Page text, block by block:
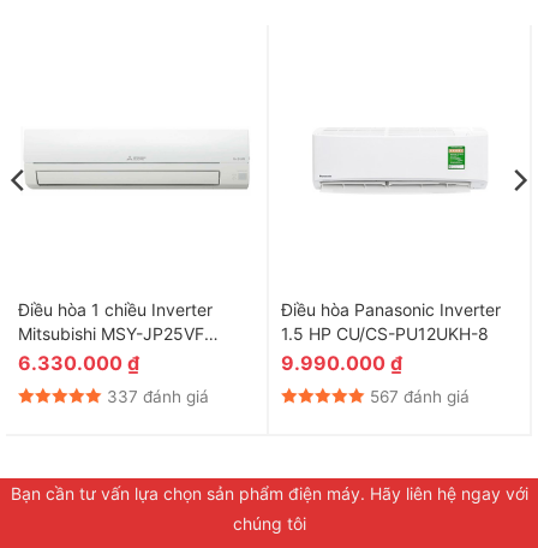
Điều hòa 1 chiều Inverter
Mitsubishi MSY-JP25VF
9.000BTU
6.330.000 ₫
337 đánh giá
Điều hòa Panasonic Inverter
1.5 HP CU/CS-PU12UKH-8
9.990.000 ₫
567 đánh giá
Bạn cần tư vấn lựa chọn sản phẩm điện máy. Hãy liên hệ ngay với
chúng tôi